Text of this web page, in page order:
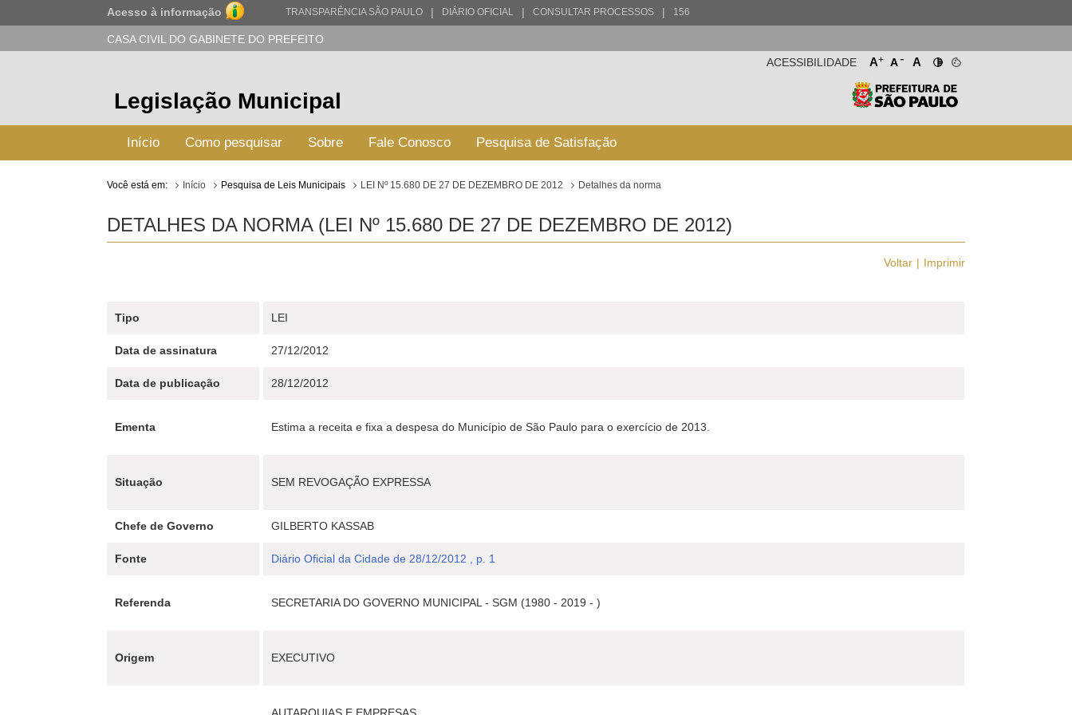
Acesso à informação TRANSPARÊNCIA SÃO PAULO | DIÁRIO OFICIAL | CONSULTAR PROCESSOS | 156
CASA CIVIL DO GABINETE DO PREFEITO
A+ A- A
ACESSIBILIDADE
Legislação Municipal
Início Como pesquisar Sobre Fale Conosco Pesquisa de Satisfação
Você está em: Início Pesquisa de Leis Municipais LEI Nº 15.680 DE 27 DE DEZEMBRO DE 2012 Detalhes da norma
DETALHES DA NORMA (LEI Nº 15.680 DE 27 DE DEZEMBRO DE 2012)
Voltar Imprimir
Tipo LEI
Data de assinatura 27/12/2012
Data de publicação 28/12/2012
Ementa Estima a receita e fixa a despesa do Município de São Paulo para o exercício de 2013.
Situação SEM REVOGAÇÃO EXPRESSA
Chefe de Governo GILBERTO KASSAB
Fonte Diário Oficial da Cidade de 28/12/2012 , p. 1
Referenda SECRETARIA DO GOVERNO MUNICIPAL - SGM (1980 - 2019 - )
Origem EXECUTIVO